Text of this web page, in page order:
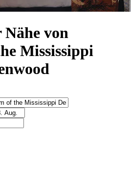
von
Mississippi